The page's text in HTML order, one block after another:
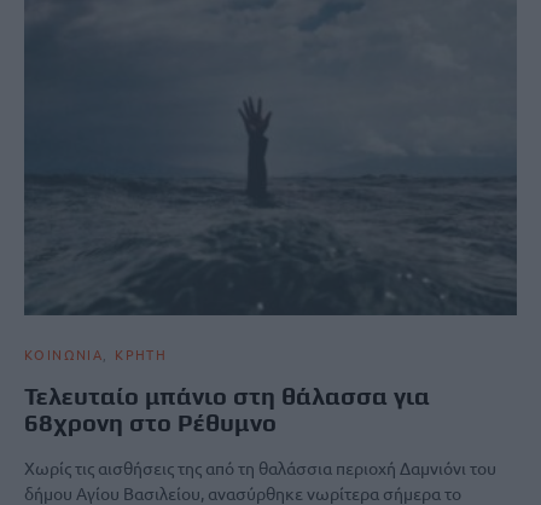
ΚΟΙΝΩΝΙΑ ΚΡΗΤΗ
Τελευταίο μπάνιο στη θάλασσα για
68χρονη στο Ρέθυμνο
Χωρίς τις αισθήσεις της από τη θαλάσσια περιοχή Δαμνιόνι του
δήμου Αγίου Βασιλείου, ανασύρθηκε νωρίτερα σήμερα το